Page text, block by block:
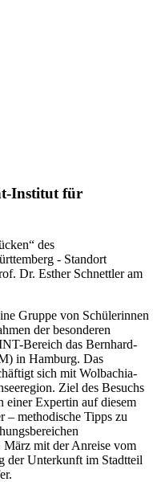
Institut für
des
- Standort
Dr. Esther Schnettler am
Gruppe von Schülerinnen
der besonderen
Bereich das Bernhard-
in Hamburg. Das
sich mit Wolbachia-
Ziel des Besuchs
einer Expertin auf diesem
– methodische Tipps zu
März mit der Anreise vom
der Unterkunft im Stadtteil